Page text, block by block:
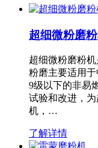
超细微粉磨
超细微粉磨粉
粉磨主要适用
9级以下的非易
试验和改进，
机，…
了解详情